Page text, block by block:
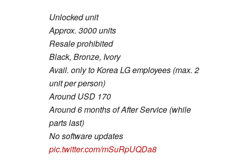
Unlocked unit
Approx. 3000 units
Resale prohibited
Black, Bronze, Ivory
Avail. only to Korea LG employees (max. 2
unit per person)
Around USD 170
Around 6 months of After Service (while
parts last)
No software updates
pic.twitter.com/mSuRpUQDa8